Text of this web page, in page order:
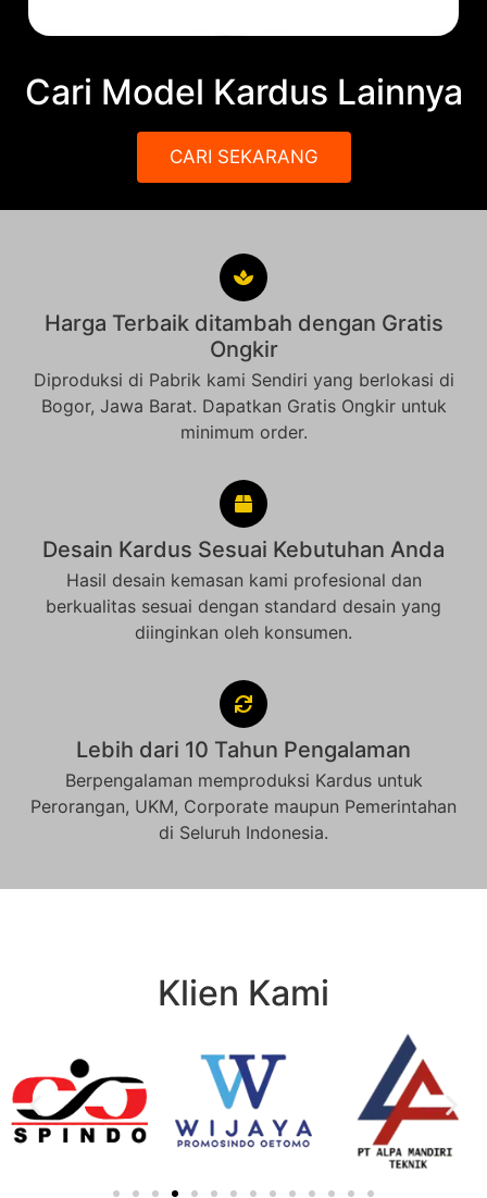
Cari Model Kardus Lainnya
CARI SEKARANG
Harga Terbaik ditambah dengan Gratis
Ongkir
Diproduksi di Pabrik kami Sendiri yang berlokasi di
Bogor, Jawa Barat. Dapatkan Gratis Ongkir untuk
minimum order.
Desain Kardus Sesuai Kebutuhan Anda
Hasil desain kemasan kami profesional dan
berkualitas sesuai dengan standard desain yang
diinginkan oleh konsumen.
Lebih dari 10 Tahun Pengalaman
Berpengalaman memproduksi Kardus untuk
Perorangan, UKM, Corporate maupun Pemerintahan
di Seluruh Indonesia.
Klien Kami